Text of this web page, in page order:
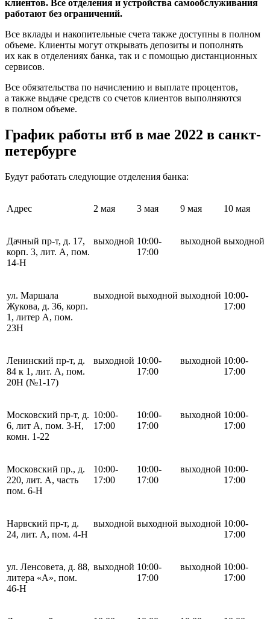
клиентов. Все отделения и устройства самообслуживания
работают без ограничений.
Все вклады и накопительные счета также доступны в полном
объеме. Клиенты могут открывать депозиты и пополнять
их как в отделениях банка, так и с помощью дистанционных
сервисов.
Все обязательства по начислению и выплате процентов,
а также выдаче средств со счетов клиентов выполняются
в полном объеме.
График работы втб в мае 2022 в санкт-
петербурге
Будут работать следующие отделения банка:
Адрес 2 мая 3 мая 9 мая 10 мая
Дачный пр-т, д. 17,
корп. 3, лит. А, пом.
14-Н
выходной 10:00-
17:00
выходной выходной
ул. Маршала
Жукова, д. 36, корп.
1, литер А, пом.
23Н
выходной выходной выходной 10:00-
17:00
Ленинский пр-т, д.
84 к 1, лит. А, пом.
20Н (№1-17)
выходной 10:00-
17:00
выходной 10:00-
17:00
Московский пр-т, д.
6, лит А, пом. 3-Н,
комн. 1-22
10:00-
17:00
10:00-
17:00
выходной 10:00-
17:00
Московский пр., д.
220, лит. А, часть
пом. 6-Н
10:00-
17:00
10:00-
17:00
выходной 10:00-
17:00
Нарвский пр-т, д.
24, лит. А, пом. 4-Н
выходной выходной выходной 10:00-
17:00
ул. Ленсовета, д. 88,
литера «А», пом.
46-Н
выходной 10:00-
17:00
выходной 10:00-
17:00